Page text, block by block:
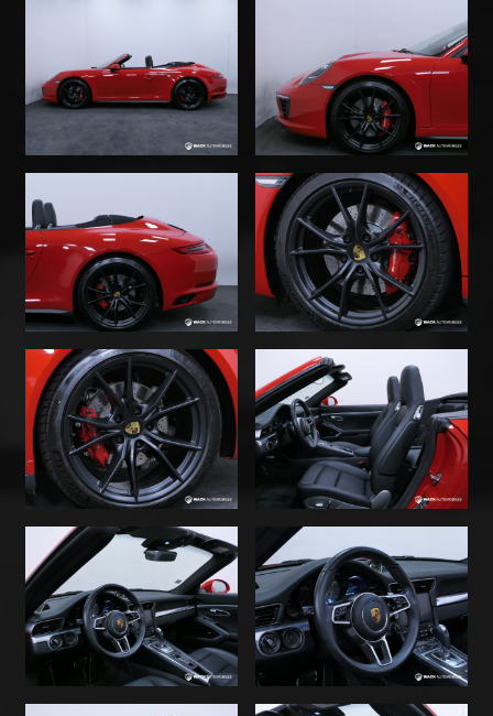
smartphone - Dernier entretien avec remplacement
des condenseurs de climatisation réalisé dans nos
ateliers avant la mise en vente - COÛT TOTAL CARTE
GRISE (département 67) = 6.195,76€ incluant 4.321,80€
de malus - FINANCEMENT EN CREDIT AFFECTÉ -
LIVRAISON À DOMICILE POSSIBLE - VISITE VIRTUELLE
PAR APPEL VISIO ENVISAGEABLE